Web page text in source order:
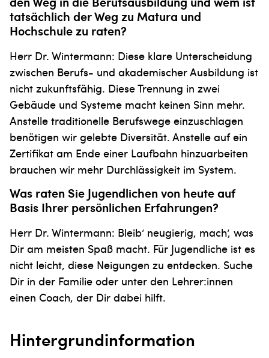
tatsächlich der Weg zu Matura und
Hochschule zu raten?
Herr Dr. Wintermann: Diese klare Unterscheidung
zwischen Berufs- und akademischer Ausbildung ist
nicht zukunftsfähig. Diese Trennung in zwei
Gebäude und Systeme macht keinen Sinn mehr.
Anstelle traditionelle Berufswege einzuschlagen
benötigen wir gelebte Diver­sität. Anstelle auf ein
Zertifikat am Ende einer Laufbahn hinzuarbeiten
brauchen wir mehr Durchlässigkeit im System.
Was raten Sie Jugendlichen von heute auf
Basis Ihrer persönlichen Erfahrun­gen?
Herr Dr. Wintermann: Bleib‘ neugierig, mach‘, was
Dir am meisten Spaß macht. Für Jugendliche ist es
nicht leicht, diese Neigungen zu entdecken. Suche
Dir in der Familie oder unter den Lehrer:innen
einen Coach, der Dir dabei hilft.
Hintergrundinformation